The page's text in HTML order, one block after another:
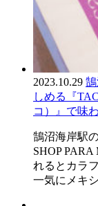
2023.10.29
しめる『
コ）』で味
鵠沼海岸駅
SHOP
れるとカラ
一気にメキ